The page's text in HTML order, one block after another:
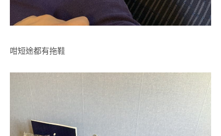
咁短途都有拖鞋